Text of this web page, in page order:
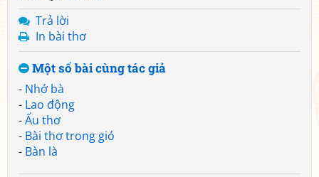
Trả lời
In bài thơ
Một số bài cùng tác giả
- Nhớ bà
- Lao động
-Ấu thơ
- Bài thơ trong gió
- Bàn là